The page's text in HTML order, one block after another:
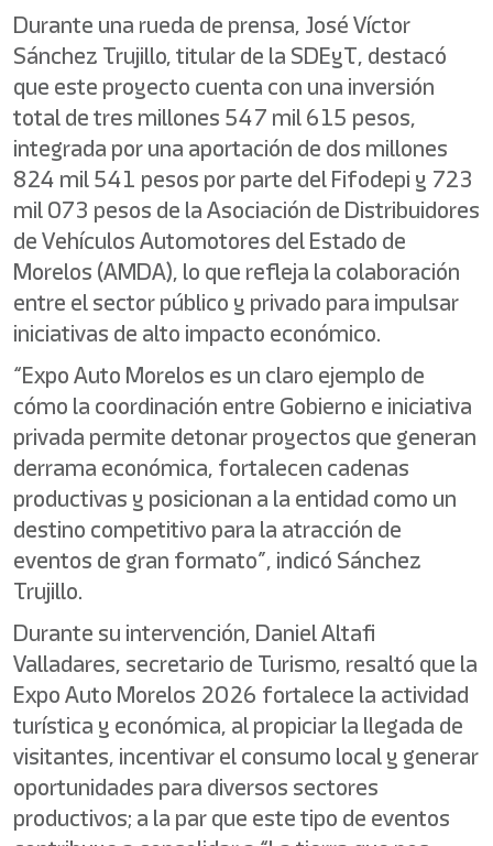
Durante una rueda de prensa, José Víctor
Sánchez Trujillo, titular de la SDEyT, destacó
que este proyecto cuenta con una inversión
total de tres millones 547 mil 615 pesos,
integrada por una aportación de dos millones
824 mil 541 pesos por parte del Fifodepi y 723
mil 073 pesos de la Asociación de Distribuidores
de Vehículos Automotores del Estado de
Morelos (AMDA), lo que refleja la colaboración
entre el sector público y privado para impulsar
iniciativas de alto impacto económico.
“Expo Auto Morelos es un claro ejemplo de
cómo la coordinación entre Gobierno e iniciativa
privada permite detonar proyectos que generan
derrama económica, fortalecen cadenas
productivas y posicionan a la entidad como un
destino competitivo para la atracción de
eventos de gran formato”, indicó Sánchez
Trujillo.
Durante su intervención, Daniel Altafi
Valladares, secretario de Turismo, resaltó que la
Expo Auto Morelos 2026 fortalece la actividad
turística y económica, al propiciar la llegada de
visitantes, incentivar el consumo local y generar
oportunidades para diversos sectores
productivos; a la par que este tipo de eventos